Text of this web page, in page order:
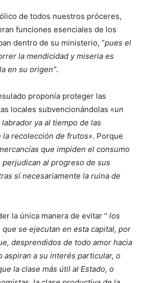
de todos nuestros próceres,
funciones esenciales de los
dentro de su ministerio, “pues el
la mendicidad y miseria es
en su origen”.
proponía proteger las
locales subvencionándolas «un
ya al tiempo de las
la recolección de frutos». Porque
que impiden el consumo
al progreso de sus
sí necesariamente la ruina de
la única manera de evitar “ los
se ejecutan en esta capital, por
desprendidos de todo amor hacia
aspiran a su interés particular, o
la clase más útil al Estado, o